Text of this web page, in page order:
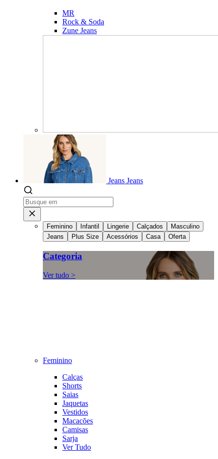
MR
Rock & Soda
Zune Jeans
Jeans Jeans
Feminino Infantil Lingerie Calçados
Masculino
Jeans
Plus Size Acessórios Casa Oferta
Categoria
Ver tudo >
Feminino
Calças
Shorts
Saias
Jaquetas
Vestidos
Macacões
Camisas
Sarja
Ver Tudo